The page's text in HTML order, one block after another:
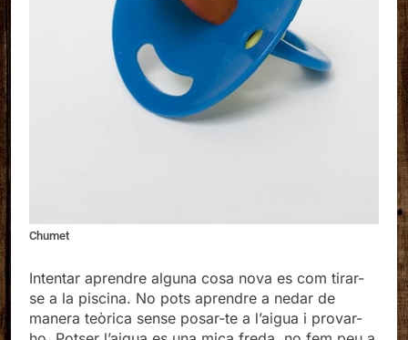
Chumet
Intentar aprendre alguna cosa nova es com tirar-
se a la piscina. No pots aprendre a nedar de
manera teòrica sense posar-te a l’aigua i provar-